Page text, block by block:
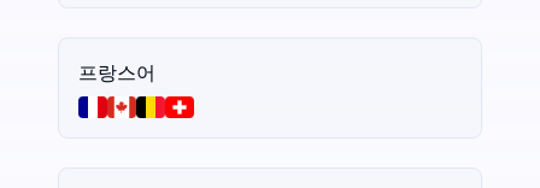
프랑스어